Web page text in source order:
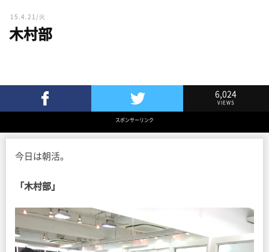
15.4.21/火
木村部
Twitterでツイート
6,024
VIEWS
スポンサーリンク
今日は朝活。
「木村部」